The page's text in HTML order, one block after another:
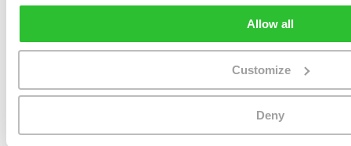
Allow all
Customize
Deny
Udflugter og nærliggende
destinationer
Málagas beliggenhed på Costa del Sol bringer snesevis
af destinationer inden for nem rækkevidde: